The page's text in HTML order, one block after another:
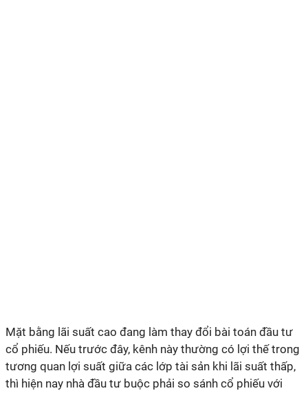
Mặt bằng lãi suất cao đang làm thay đổi bài toán đầu tư
cổ phiếu. Nếu trước đây, kênh này thường có lợi thế trong
tương quan lợi suất giữa các lớp tài sản khi lãi suất thấp,
thì hiện nay nhà đầu tư buộc phải so sánh cổ phiếu với